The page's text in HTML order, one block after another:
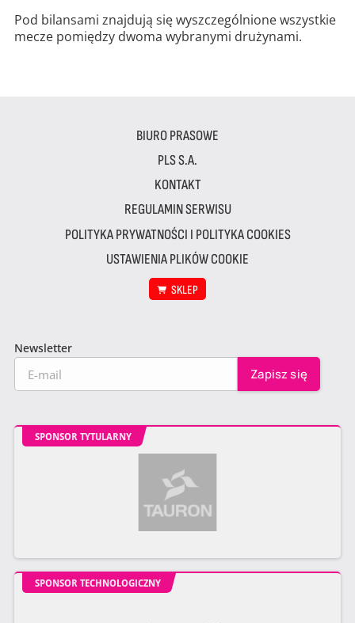
Pod bilansami znajdują się wyszczególnione wszystkie
mecze pomiędzy dwoma wybranymi drużynami.
BIURO PRASOWE
PLS S.A.
KONTAKT
REGULAMIN SERWISU
POLITYKA PRYWATNOŚCI I POLITYKA COOKIES
USTAWIENIA PLIKÓW COOKIE
SKLEP
Newsletter
SPONSOR TYTULARNY
SPONSOR TECHNOLOGICZNY